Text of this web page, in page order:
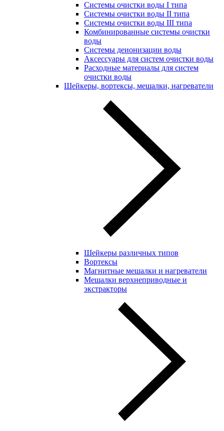
Системы очистки воды I типа
Системы очистки воды II типа
Системы очистки воды III типа
Комбинированные системы очистки
воды
Системы деионизации воды
Аксессуары для систем очистки воды
Расходные материалы для систем
очистки воды
Шейкеры, вортексы, мешалки, нагреватели
Шейкеры различных типов
Вортексы
Магнитные мешалки и нагреватели
Мешалки верхнеприводные и
экстракторы